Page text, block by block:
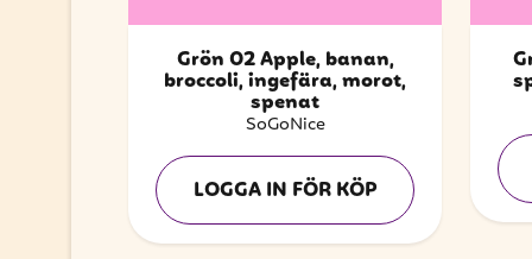
Grön 02 Äpple, banan,
broccoli, ingefära, morot,
spenat
SoGoNice
LOGGA IN FÖR KÖP